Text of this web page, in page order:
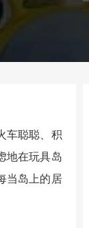
车聪聪、积
地在玩具岛
当岛上的居